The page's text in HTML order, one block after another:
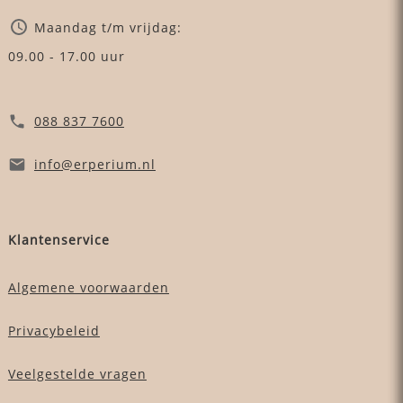
Maandag t/m vrijdag:
09.00 - 17.00 uur
088 837 7600
info@erperium.nl
Klantenservice
Algemene voorwaarden
Privacybeleid
Veelgestelde vragen